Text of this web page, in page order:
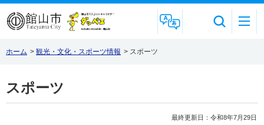
Foreign Language
ホーム > 観光・文化・スポーツ情報 > スポーツ
スポーツ
最終更新日：令和8年7月29日